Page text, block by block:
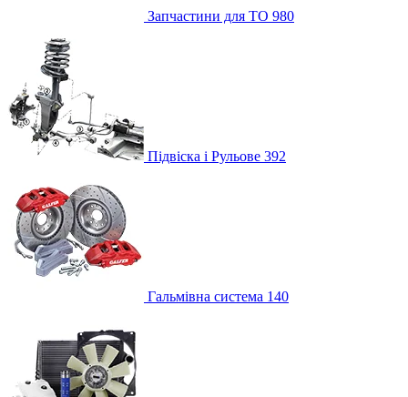
Запчастини для ТО 980
Підвіска і Рульове 392
Гальмівна система 140